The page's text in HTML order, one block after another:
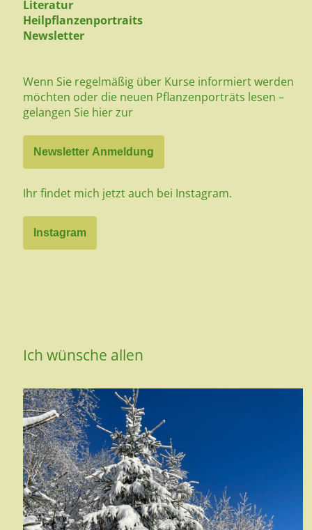
Literatur
Heilpflanzenportraits
Newsletter
Wenn Sie regelmäßig über Kurse informiert werden
möchten oder die neuen Pflanzenporträts lesen –
gelangen Sie hier zur
Newsletter Anmeldung
Ihr findet mich jetzt auch bei Instagram.
Instagram
Ich wünsche allen